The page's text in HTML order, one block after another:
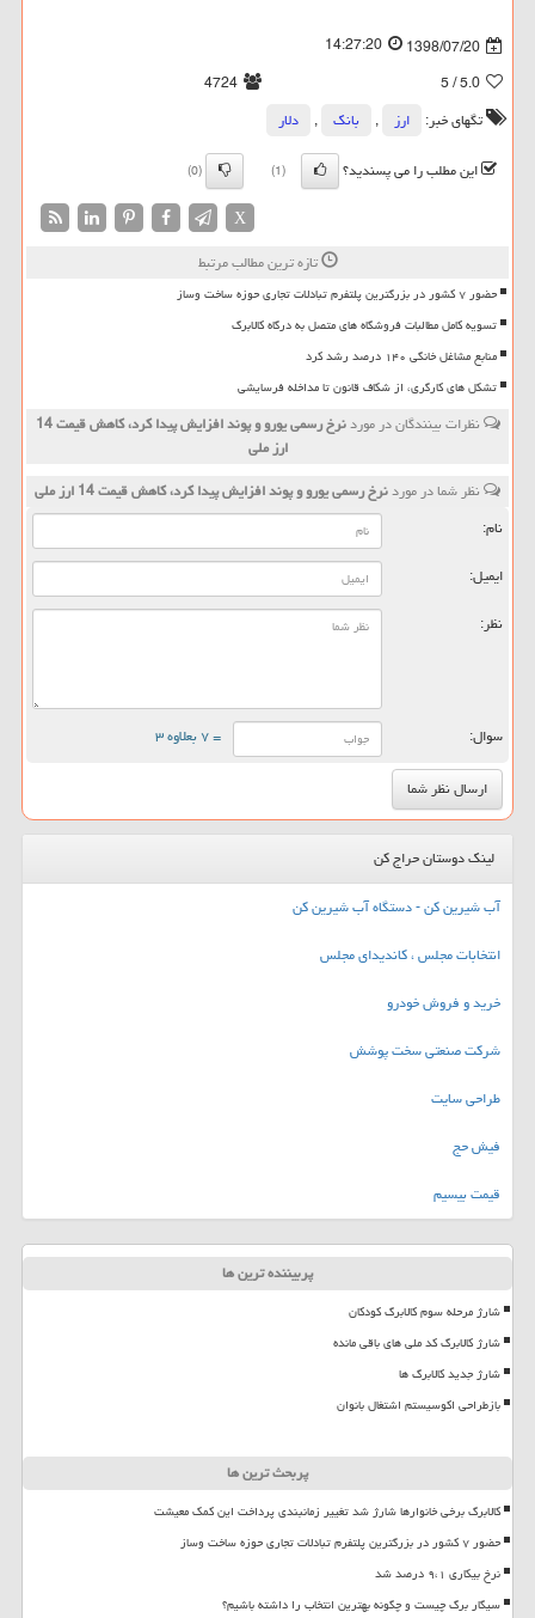
1398/07/20
14:27:20
5.0
/ 5
4724
تگهای خبر:
ارز , بانك ,
دلار
این مطلب را می پسندید؟
(1)
(0)
X
تازه ترین مطالب مرتبط
حضور ۷ کشور در بزرگترین پلتفرم تبادلات تجاری حوزه ساخت وساز
تسویه کامل مطالبات فروشگاه های متصل به درگاه کالابرگ
منابع مشاغل خانگی ۱۴۰ درصد رشد کرد
تشکل های کارگری، از شکاف قانون تا مداخله فرسایشی
نظرات بینندگان در مورد
نرخ رسمی یورو و پوند افزایش پیدا كرد، كاهش قیمت 14
ارز ملی
نظر شما در موردنرخ رسمی یورو و پوند افزایش پیدا كرد، كاهش قیمت 14 ارز ملی
نام:
ایمیل:
نظر:
سوال: = ۷ بعلاوه ۳
لینک دوستان حراج کن
آب شیرین کن - دستگاه آب شیرین کن
انتخابات مجلس ، کاندیدای مجلس
خرید و فروش خودرو
شرکت صنعتی سخت پوشش
طراحی سایت
فیش حج
قیمت بیسیم
پربیننده ترین ها
شارژ مرحله سوم کالابرگ کودکان
شارژ کالابرگ کد ملی های باقی مانده
شارژ جدید کالابرگ ها
بازطراحی اکوسیستم اشتغال بانوان
پربحث ترین ها
کالابرگ برخی خانوارها شارژ شد تغییر زمانبندی پرداخت این کمک معیشت
حضور ۷ کشور در بزرگترین پلتفرم تبادلات تجاری حوزه ساخت وساز
نرخ بیکاری ۹،۱ درصد شد
سیگار برگ چیست و چگونه بهترین انتخاب را داشته باشیم؟